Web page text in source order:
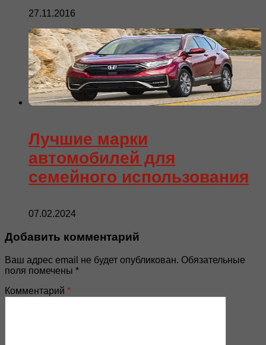
27.11.2016
Лучшие марки
автомобилей для
семейного использования
07.02.2024
Добавить комментарий
Ваш адрес email не будет опубликован. Обязательные
поля помечены *
Комментарий *